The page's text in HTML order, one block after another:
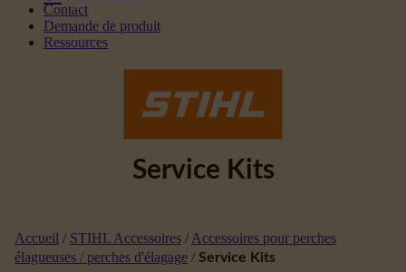
Contact
Demande de produit
Ressources
Service Kits
Accueil / STIHL Accessoires / Accessoires pour perches
élagueuses / perches d'élagage / Service Kits